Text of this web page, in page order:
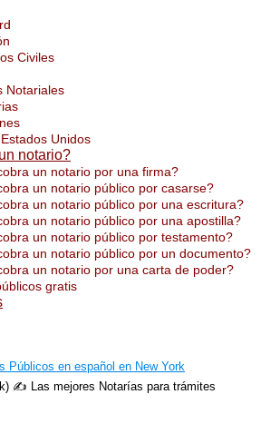
Civiles
Notariales
Unidos
notario?
un notario por una firma?
un notario público por casarse?
un notario público por una escritura?
un notario público por una apostilla?
un notario público por testamento?
un notario público por un documento?
un notario por una carta de poder?
gratis
en español en New York
✍️ Las mejores Notarías para trámites